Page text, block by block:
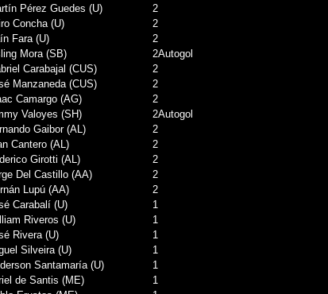
Pérez Guedes (U)
2
Concha (U)
2
Fara (U)
2
Mora (SB)
2Autogol
Carabajal (CUS)
2
Manzaneda (CUS)
2
Camargo (AG)
2
Valoyes (SH)
2Autogol
Gaibor (AL)
2
Cantero (AL)
2
Girotti (AL)
2
Del Castillo (AA)
2
Lupú (AA)
2
Carabalí (U)
1
Riveros (U)
1
Rivera (U)
1
Silveira (U)
1
Santamaría (U)
1
de Santis (ME)
1